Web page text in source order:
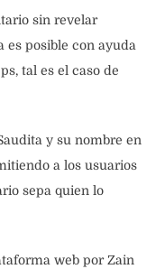
sin revelar
es posible con ayuda
tal es el caso de
y su nombre en
a los usuarios
sepa quien lo
web por Zain